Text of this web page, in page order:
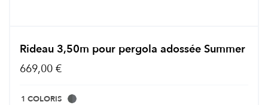
Rideau 3,50m pour pergola adossée Summer
669,00 €
1 COLORIS